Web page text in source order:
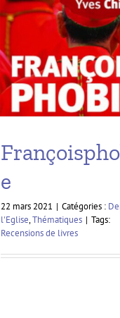
e
22 mars 2021 | Catégories :
l'Eglise,Thématiques | Tags:
Recensions de livres